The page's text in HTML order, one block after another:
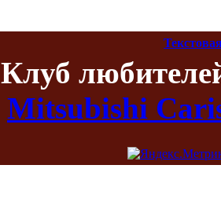
Клуб
Mitsubishi